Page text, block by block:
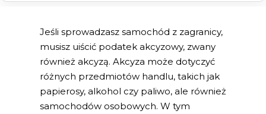
Jeśli sprowadzasz samochód z zagranicy,
musisz uiścić podatek akcyzowy, zwany
również akcyzą. Akcyza może dotyczyć
różnych przedmiotów handlu, takich jak
papierosy, alkohol czy paliwo, ale również
samochodów osobowych. W tym